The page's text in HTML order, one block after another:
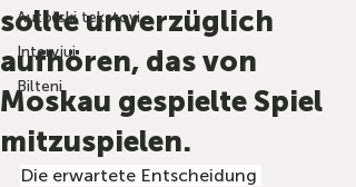
Autorski tekstovi
Intervjui
Bilteni
sollte unverzüglich
aufhören, das von
Moskau gespielte Spiel
mitzuspielen.
Die erwartete Entscheidung